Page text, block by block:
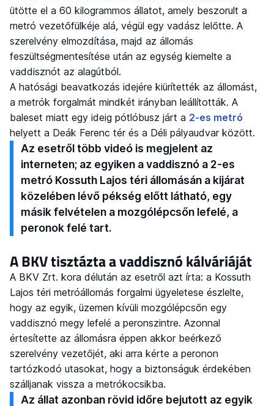
ütötte el a 60 kilogrammos állatot, amely beszorult a
metró vezetőfülkéje alá, végül egy vadász lelőtte. A
szerelvény elmozdítása, majd az állomás
feszültségmentesítése után az egység kiemelte a
vaddisznót az alagútból.
A hatósági beavatkozás idejére kiürítették az állomást,
a metrók forgalmát mindkét irányban leállították. A
baleset miatt egy ideig pótlóbusz járt a 2-es metró
helyett a Deák Ferenc tér és a Déli pályaudvar között.
Az esetről több videó is megjelent az
interneten; az egyiken a vaddisznó a 2-es
metró Kossuth Lajos téri állomásán a kijárat
közelében lévő pékség előtt látható, egy
másik felvételen a mozgólépcsőn lefelé, a
peronok felé tart.
A BKV tisztázta a vaddisznó kálváriáját
A BKV Zrt. kora délután az esetről azt írta: a Kossuth
Lajos téri metróállomás forgalmi ügyeletese észlelte,
hogy az egyik, üzemen kívüli mozgólépcsőn egy
vaddisznó megy lefelé a peronszintre. Azonnal
értesítette az állomásra éppen akkor beérkező
szerelvény vezetőjét, aki arra kérte a peronon
tartózkodó utasokat, hogy a biztonságuk érdekében
szálljanak vissza a metrókocsikba.
Az állat azonban rövid időre bejutott az egyik